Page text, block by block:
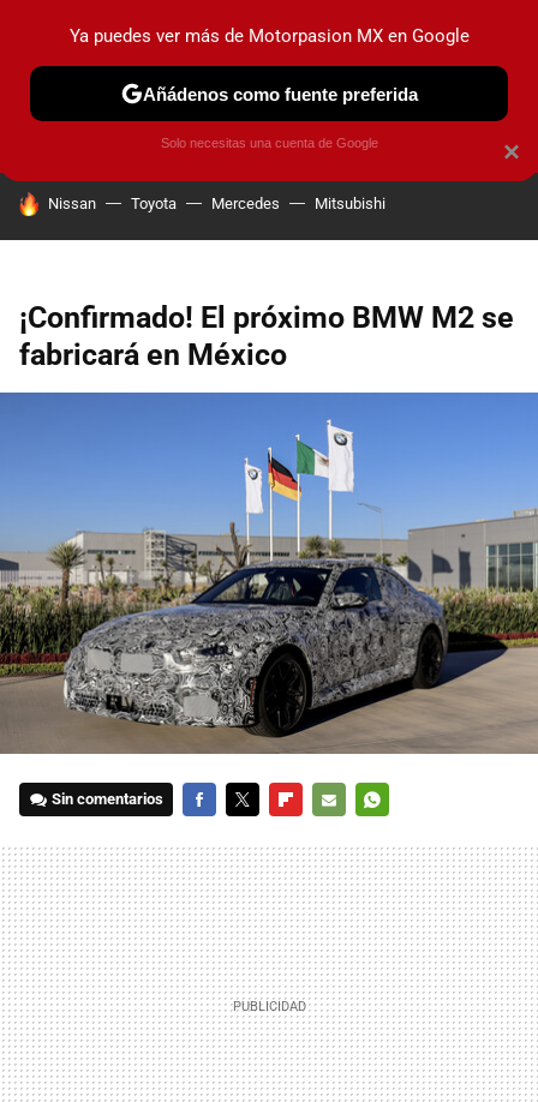
PRUEBAS INDUSTRIA HOY NO CIRCULA
HOY SE HABLA DE
Nissan Toyota Mercedes Mitsubishi
¡Confirmado! El próximo BMW M2 se
fabricará en México
Sin comentarios
MAIL
×
Ya puedes ver más de Motorpasion MX en Google
Añádenos como fuente preferida
Solo necesitas una cuenta de Google